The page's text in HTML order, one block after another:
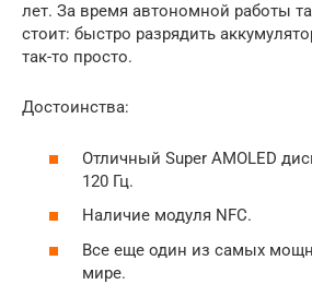
лет. За время автономной работы
стоит: быстро разрядить
так-то просто.
Достоинства:
Отличный Super AMOLED
120 Гц.
Наличие модуля NFC.
Все еще один из самых
мире.